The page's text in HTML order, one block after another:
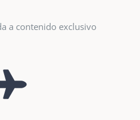
a contenido exclusivo